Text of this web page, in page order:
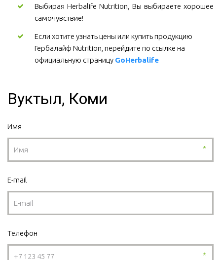
Выбирая Herbalife Nutrition, Вы выбираете хорошее
самочувствие!
Если хотите узнать цены или купить продукцию
Гербалайф Nutrition, перейдите по ссылке на
официальную страницу GoHerbalife
Вуктыл, Коми
Имя
*
E-mail
Телефон
*